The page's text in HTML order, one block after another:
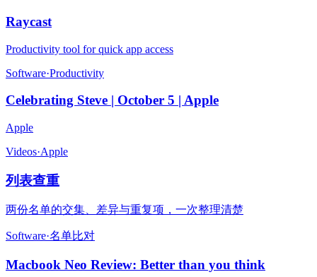
Raycast
Productivity tool for quick app access
Software·Productivity
Celebrating Steve | October 5 | Apple
Apple
Videos·Apple
列表查重
两份名单的交集、差异与重复项，一次整理清楚
Software·名单比对
Macbook Neo Review: Better than you think